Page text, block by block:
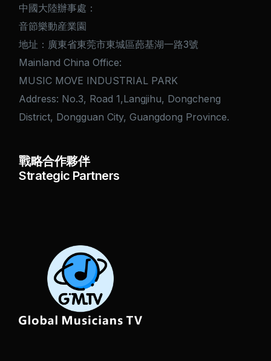
中國大陸辦事處：
音節樂動産業園
地址：廣東省東莞市東城區蓢基湖一路3號
Mainland China Office:
MUSIC MOVE INDUSTRIAL PARK
Address: No.3, Road 1,Langjihu, Dongcheng
District, Dongguan City, Guangdong Province.
戰略合作夥伴
Strategic Partners